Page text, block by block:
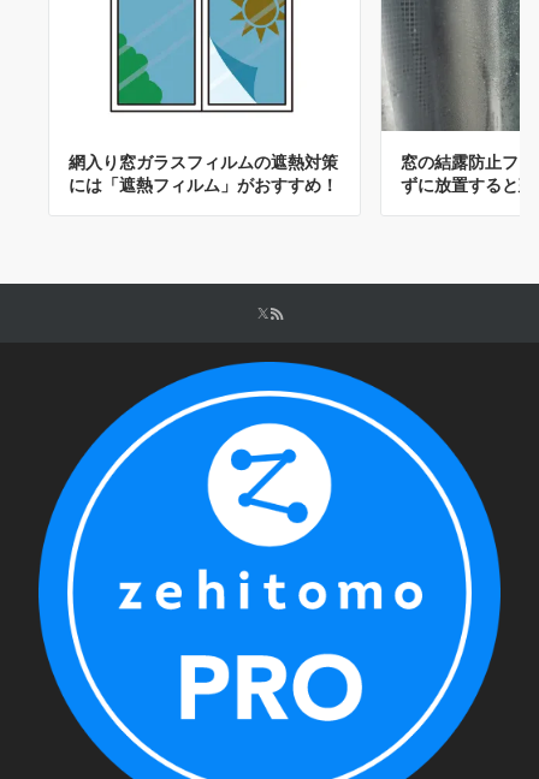
網入り窓ガラスフィルムの遮熱対策
には「遮熱フィルム」がおすすめ！
窓の結露防止フ
ずに放置すると